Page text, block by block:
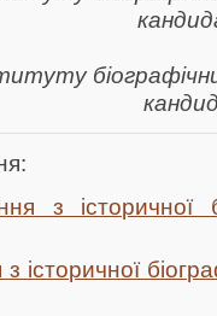
з історичної
історичної